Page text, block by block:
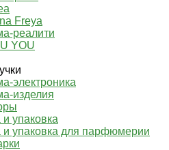
Freya
реалити
YOU
электроника
изделия
упаковка
и упаковка для парфюмерии